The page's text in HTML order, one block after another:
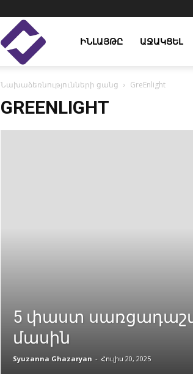
Enlight
Studies
ԻՆԼԱՅԹԸ ԱՋԱԿՑԵԼ
Նախաձեռնությունների ցանց GreEnlight
GREENLIGHT
5 փաստ
մասին
Syuzanna Ghazaryan - Հուլիս 20, 2025